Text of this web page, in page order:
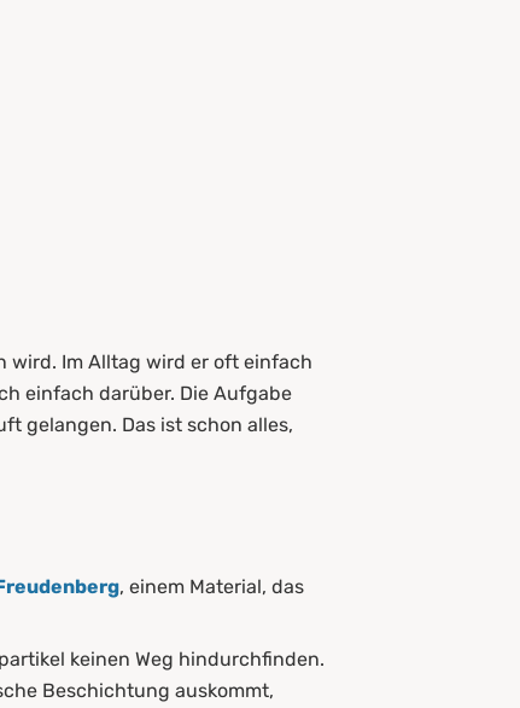
wird. Im Alltag wird er oft einfach
einfach darüber. Die Aufgabe
gelangen. Das ist schon alles,
, einem Material, das
keinen Weg hindurchfinden.
Beschichtung auskommt,